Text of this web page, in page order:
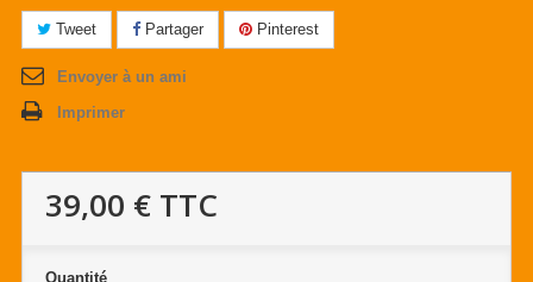
Tweet Partager Pinterest
Envoyer à un ami
Imprimer
39,00 € TTC
Quantité